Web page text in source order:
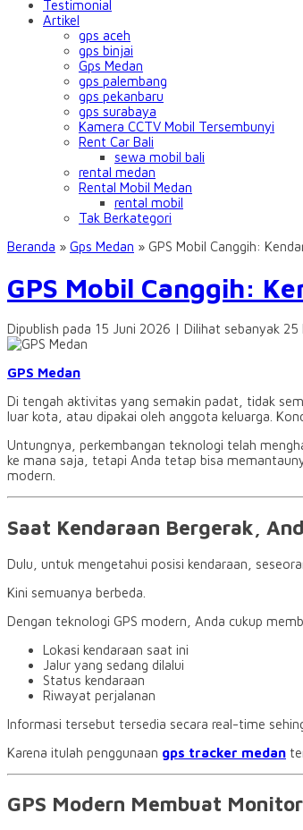
Testimonial
Artikel
gps aceh
gps binjai
Gps Medan
gps palembang
gps pekanbaru
gps surabaya
Kamera CCTV Mobil Tersembunyi
Rent Car Bali
sewa mobil bali
rental medan
Rental Mobil Medan
rental mobil
Tak Berkategori
Beranda » Gps Medan » GPS Mobil Canggih:
GPS Mobil Canggih:
Dipublish pada 15 Juni 2026 | Dilihat sebanyak
GPS Medan
Di tengah aktivitas yang semakin padat, tidak
luar kota, atau dipakai oleh anggota keluarga.
Untungnya, perkembangan teknologi telah
ke mana saja, tetapi Anda tetap bisa
modern.
Saat Kendaraan Bergerak,
Dulu, untuk mengetahui posisi kendaraan,
Kini semuanya berbeda.
Dengan teknologi GPS modern, Anda cukup
Lokasi kendaraan saat ini
Jalur yang sedang dilalui
Status kendaraan
Riwayat perjalanan
Informasi tersebut tersedia secara real-time
Karena itulah penggunaan gps tracker medan
GPS Modern Membuat